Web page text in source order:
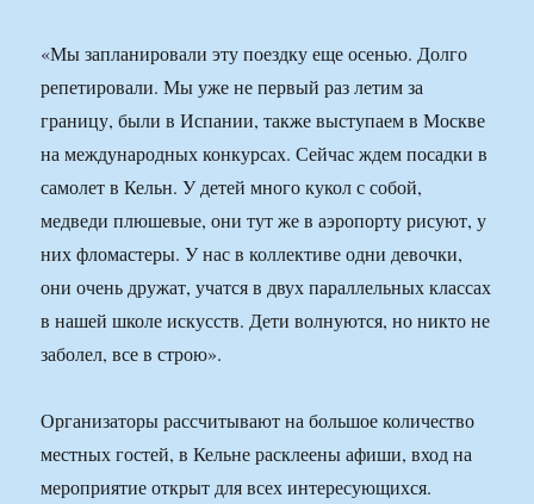
«Мы запланировали эту поездку еще осенью. Долго
репетировали. Мы уже не первый раз летим за
границу, были в Испании, также выступаем в Москве
на международных конкурсах. Сейчас ждем посадки в
самолет в Кельн. У детей много кукол с собой,
медведи плюшевые, они тут же в аэропорту рисуют, у
них фломастеры. У нас в коллективе одни девочки,
они очень дружат, учатся в двух параллельных классах
в нашей школе искусств. Дети волнуются, но никто не
заболел, все в строю».
Организаторы рассчитывают на большое количество
местных гостей, в Кельне расклеены афиши, вход на
мероприятие открыт для всех интересующихся.